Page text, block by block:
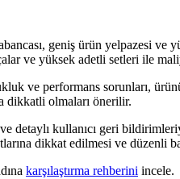
geniş ürün yelpazesi ve
ve yüksek adetli setleri ile
ve performans sorunları,
dikkatli olmaları önerilir.
detaylı kullanıcı geri
dikkat edilmesi ve düzenli
karşılaştırma rehberini incele.